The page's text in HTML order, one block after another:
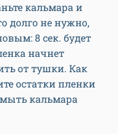
кальмара и
долго не нужно,
8 сек. будет
начнет
от тушки. Как
остатки пленки
кальмара